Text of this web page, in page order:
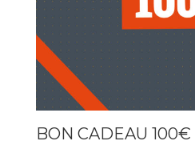
BON CADEAU 100€